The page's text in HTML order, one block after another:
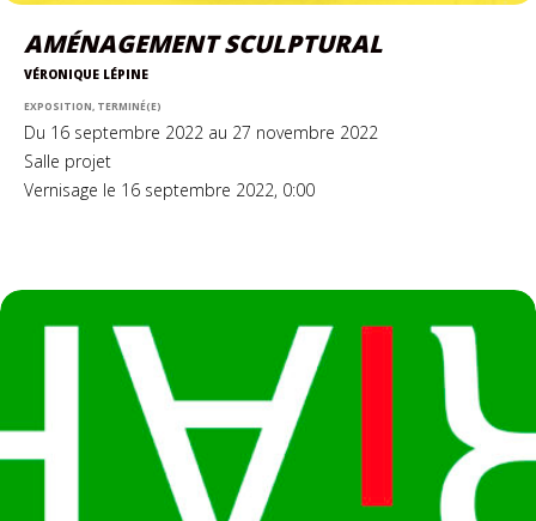
AMÉNAGEMENT SCULPTURAL
VÉRONIQUE LÉPINE
EXPOSITION, TERMINÉ(E)
Du 16 septembre 2022 au 27 novembre 2022
Salle projet
Vernisage le 16 septembre 2022, 0:00